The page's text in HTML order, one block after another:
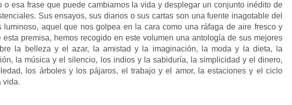
o esa frase que puede cambiarnos la vida y desplegar un conjunto inédito de
Sus ensayos, sus diarios o sus cartas son una fuente inagotable del
luminoso, aquel que nos golpea en la cara como una ráfaga de aire fresco y
esta premisa, hemos recogido en este volumen una antología de sus mejores
la belleza y el azar, la amistad y la imaginación, la moda y la dieta, la
la música y el silencio, los indios y la sabiduría, la simplicidad y el dinero,
los árboles y los pájaros, el trabajo y el amor, la estaciones y el ciclo
vida.